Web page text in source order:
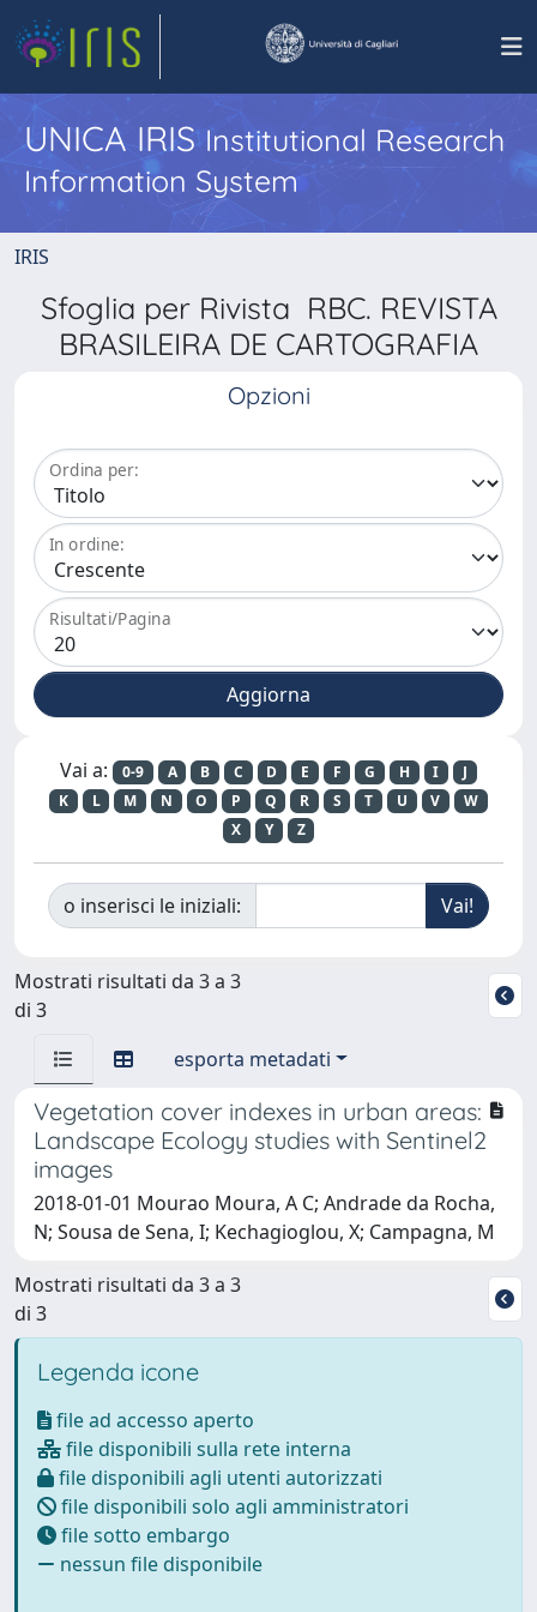
UNICA IRISInstitutional Research
Information System
IRIS
Sfoglia per Rivista RBC. REVISTA
BRASILEIRA DE CARTOGRAFIA
Opzioni
Ordina per:
In ordine:
Risultati/Pagina
Vai a: 0-9 A B C D E F G H I
J
K
L M N O P Q R S T U V
W
X
Y Z
o inserisci le iniziali:
Mostrati risultati da 3 a 3
di 3
esporta metadati
Vegetation cover indexes in urban areas:
Landscape Ecology studies with Sentinel2
images
2018-01-01 Mourao Moura, A C; Andrade da Rocha,
N; Sousa de Sena, I; Kechagioglou, X; Campagna, M
Mostrati risultati da 3 a 3
di 3
Legenda icone
file ad accesso aperto
file disponibili sulla rete interna
file disponibili agli utenti autorizzati
file disponibili solo agli amministratori
file sotto embargo
nessun file disponibile